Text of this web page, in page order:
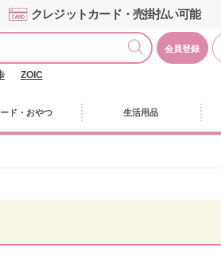
クレジットカード・売掛払い可能
会員登録
ZOIC
ド・おやつ 生活用品